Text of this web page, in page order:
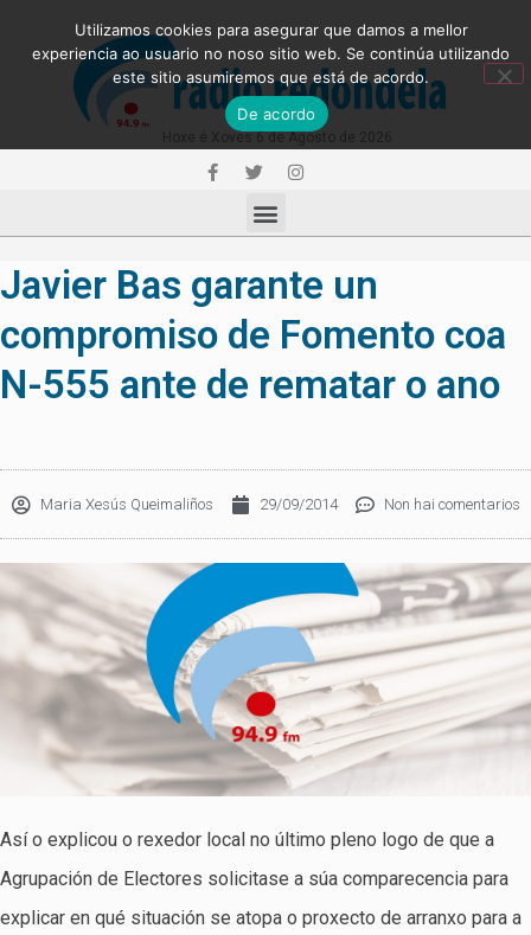
Javier Bas garante un
compromiso de Fomento coa
N-555 ante de rematar o ano
Maria Xesús Queimaliños 29/09/2014 Non hai comentarios
Así o explicou o rexedor local no último pleno logo de que a
Agrupación de Electores solicitase a súa comparecencia para
explicar en qué situación se atopa o proxecto de arranxo para a
Utilizamos cookies para asegurar que damos a mellor
experiencia ao usuario no noso sitio web. Se continúa utilizando
este sitio asumiremos que está de acordo.
De acordo